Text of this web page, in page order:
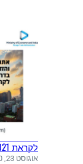
ל
א
ב
י
ב
אתגרים
לקראת 2021
אוגוסט 23, 2020